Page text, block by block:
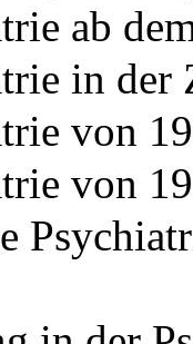
ab
in der
von
von